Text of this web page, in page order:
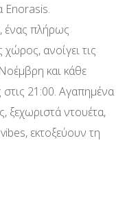
Enorasis.
ένας πλήρως
ανοίγει τις
και κάθε
στις 21:00. Αγαπημένα
ξεχωριστά ντουέτα,
εκτοξεύουν τη